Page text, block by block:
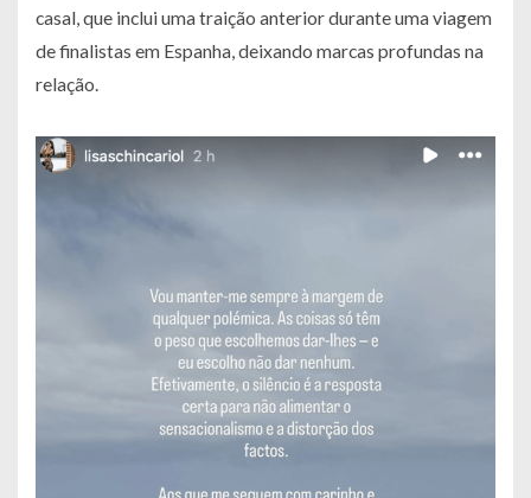
casal, que inclui uma traição anterior durante uma viagem
de finalistas em Espanha, deixando marcas profundas na
relação.